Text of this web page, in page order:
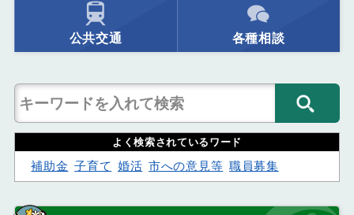
公共交通 各種相談
よく検索されているワード
補助金 子育て 婚活 市への意見等 職員募集